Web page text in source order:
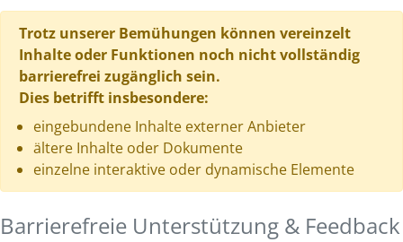
Trotz unserer Bemühungen können vereinzelt
Inhalte oder Funktionen noch nicht vollständig
barrierefrei zugänglich sein.
Dies betrifft insbesondere:
eingebundene Inhalte externer Anbieter
ältere Inhalte oder Dokumente
einzelne interaktive oder dynamische Elemente
Barrierefreie Unterstützung & Feedback